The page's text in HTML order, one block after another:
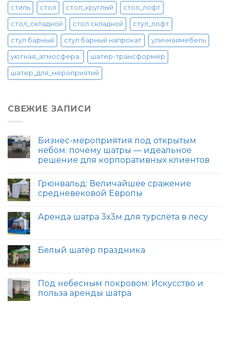
стиль стол стол_круглый стол_лофт
стол_складной стол складной стул_лофт
стул барный стул барный напрокат уличнаямебель
уютная_атмосфера. шатер-трансформер
шатер_для_мероприятий
СВЕЖИЕ ЗАПИСИ
Бизнес-мероприятия под открытым
небом: почему шатры — идеальное
решение для корпоративных клиентов
Грюнвальд: Величайшее сражение
средневековой Европы
Аренда шатра 3х3м для турслёта в лесу
Белый шатёр праздника
Под небесным покровом: Искусство и
польза аренды шатра